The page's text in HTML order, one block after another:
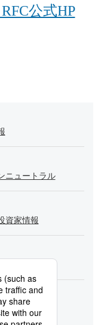
公式HP
ニュートラル
資家情報